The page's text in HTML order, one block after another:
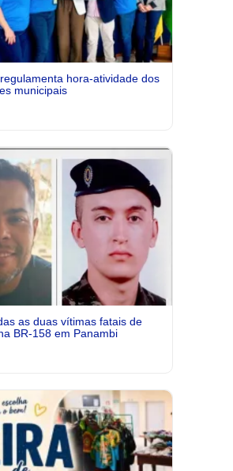
hora-atividade dos
municipais
as duas vítimas fatais de
BR-158 em Panambi